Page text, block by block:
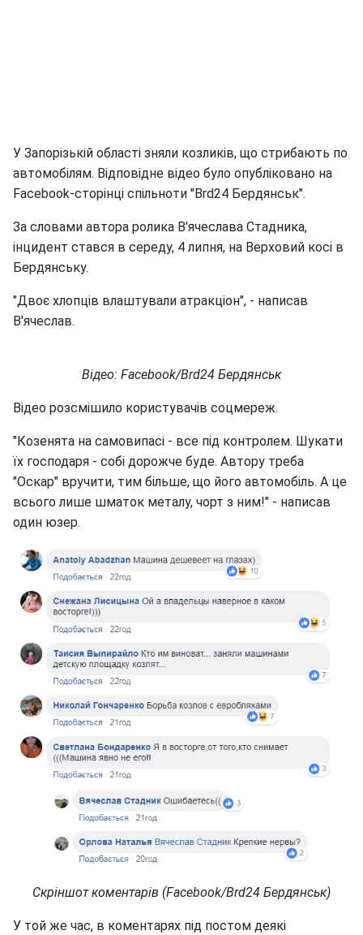
У Запорізькій області зняли козликів, що стрибають по
автомобілям. Відповідне відео було опубліковано на
Facebook-сторінці спільноти "Brd24 Бердянськ".
За словами автора ролика В'ячеслава Стадника,
інцидент стався в середу, 4 липня, на Верховий косі в
Бердянську.
"Двоє хлопців влаштували атракціон", - написав
В'ячеслав.
Відео: Facebook/Brd24 Бердянськ
Відео розсмішило користувачів соцмереж.
"Козенята на самовипасі - все під контролем. Шукати
їх господаря - собі дорожче буде. Автору треба
"Оскар" вручити, тим більше, що його автомобіль. А це
всього лише шматок металу, чорт з ним!" - написав
один юзер.
Скріншот коментарів (Facebook/Brd24 Бердянськ)
У той же час, в коментарях під постом деякі